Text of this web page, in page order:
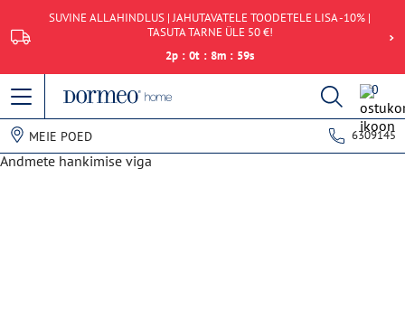
SUVINE ALLAHINDLUS | JAHUTAVATELE TOODETELE LISA -10% |
TASUTA TARNE ÜLE 50 €!
2p : 0t : 8m : 59s
0
MEIE POED 6309145
Andmete hankimise viga